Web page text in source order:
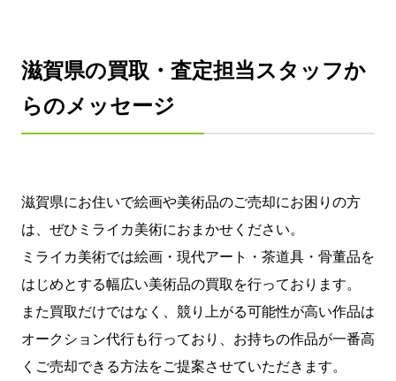
滋賀県の買取・査定担当スタッフか
らのメッセージ
滋賀県にお住いで絵画や美術品のご売却にお困りの方
は、ぜひミライカ美術におまかせください。
ミライカ美術では絵画・現代アート・茶道具・骨董品を
はじめとする幅広い美術品の買取を行っております。
また買取だけではなく、競り上がる可能性が高い作品は
オークション代行も行っており、お持ちの作品が一番高
くご売却できる方法をご提案させていただきます。